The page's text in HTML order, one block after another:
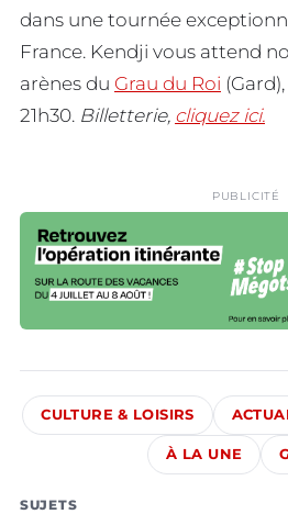
dans une tournée
France. Kendji vous attend
arènes du Grau du Roi
21h30. Billetterie, cliquez ici.
PUBLICITÉ
CULTURE & LOISIRS
À LA UNE
SUJETS